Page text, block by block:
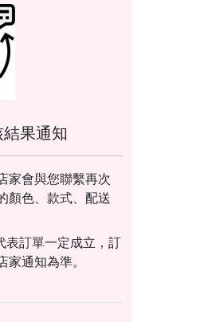
結果通知
家會與您聯繫再次
顏色、款式、配送
表訂單一定成立，訂
通知為準。